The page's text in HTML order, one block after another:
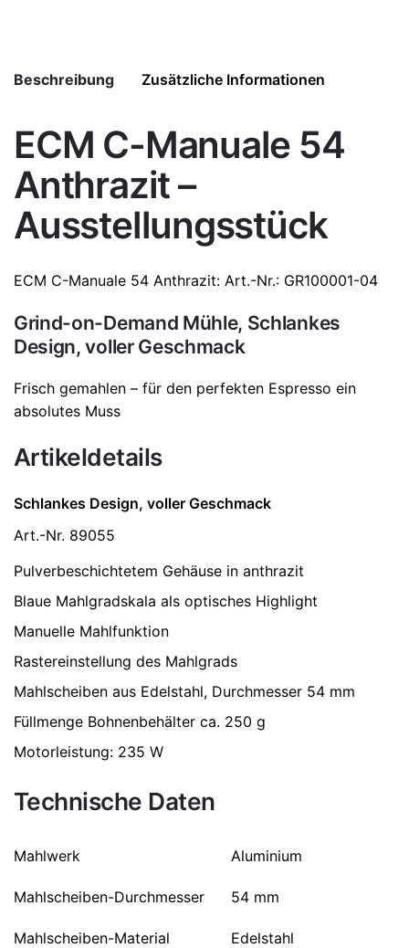
Beschreibung Zusätzliche Informationen
ECM C-Manuale 54
Anthrazit –
Ausstellungsstück
ECM C-Manuale 54 Anthrazit: Art.-Nr.: GR100001-04
Grind-on-Demand Mühle, Schlankes
Design, voller Geschmack
Frisch gemahlen – für den perfekten Espresso ein
absolutes Muss
Artikeldetails
Schlankes Design, voller Geschmack
Art.-Nr. 89055
Pulverbeschichtetem Gehäuse in anthrazit
Blaue Mahlgradskala als optisches Highlight
Manuelle Mahlfunktion
Rastereinstellung des Mahlgrads
Mahlscheiben aus Edelstahl, Durchmesser 54 mm
Füllmenge Bohnenbehälter ca. 250 g
Motorleistung: 235 W
Technische Daten
Mahlwerk Aluminium
Mahlscheiben-Durchmesser 54 mm
Mahlscheiben-Material Edelstahl
Weight 5,1 kg
Dimensions 17,5 × 11,5 × 35,5 cm